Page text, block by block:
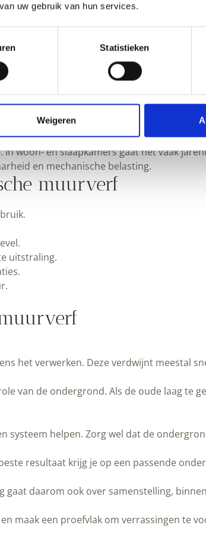
uw gebruik van hun services.
Statistieken
Weigeren
wonen. Voor buiten telt vooral
Dat betekent dat buitenmuurverf
gevels of buitenwanden, kies dan gericht uit
de praktijk?
latex. De uitstraling is vaak matter
dat veel natuurlijke systemen lokaal
woon- en slaapkamers gaat het vaak
en mechanische belasting.
muurverf
uitstraling.
het verwerken. Deze verdwijnt meestal
van de ondergrond. Als de oude laag te
systeem helpen. Zorg wel dat de
resultaat krijg je op een passende
daarom ook over samenstelling,
maak een proefvlak om verrassingen te
AANMELDEN